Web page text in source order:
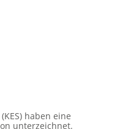
haben eine
unterzeichnet.